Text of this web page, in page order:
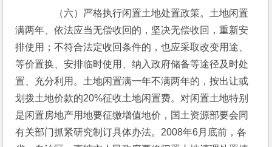
（六）严格执行闲置土地处置政策。土地闲置
满两年、依法应当无偿收回的，坚决无偿收回，重新安
排使用；不符合法定收回条件的，也应采取改变用途、
等价置换、安排临时使用、纳入政府储备等途径及时处
置、充分利用。土地闲置满一年不满两年的，按出让或
划拨土地价款的20%征收土地闲置费。对闲置土地特别
是闲置房地产用地要征缴增值地价，国土资源部要会同
有关部门抓紧研究制订具体办法。2008年6月底前，各